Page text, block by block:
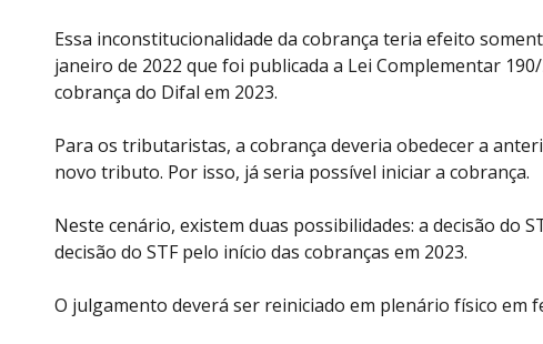
Essa inconstitucionalidade da cobrança teria efeito
janeiro de 2022 que foi publicada a Lei Complementar
cobrança do Difal em 2023.
Para os tributaristas, a cobrança deveria obedecer a
novo tributo. Por isso, já seria possível iniciar a cobrança.
Neste cenário, existem duas possibilidades: a decisão do
decisão do STF pelo início das cobranças em 2023.
O julgamento deverá ser reiniciado em plenário físico em